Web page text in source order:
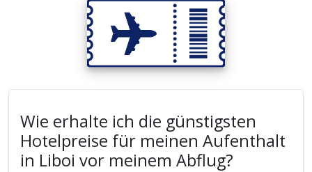
Wie erhalte ich die günstigsten
Hotelpreise für meinen Aufenthalt
in Liboi vor meinem Abflug?